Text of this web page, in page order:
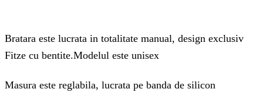
Bratara este lucrata in totalitate manual, design exclusiv
Fitze cu bentite.Modelul este unisex
Masura este reglabila, lucrata pe banda de silicon